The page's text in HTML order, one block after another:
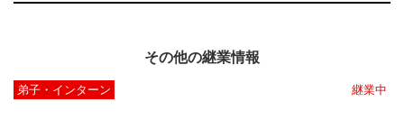
その他の継業情報
弟子・インターン 継業中